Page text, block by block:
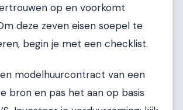
op en voorkomt
deze zeven eisen soepel te
begin je met een checklist.
modelhuurcontract van een
bron en pas het aan op basis